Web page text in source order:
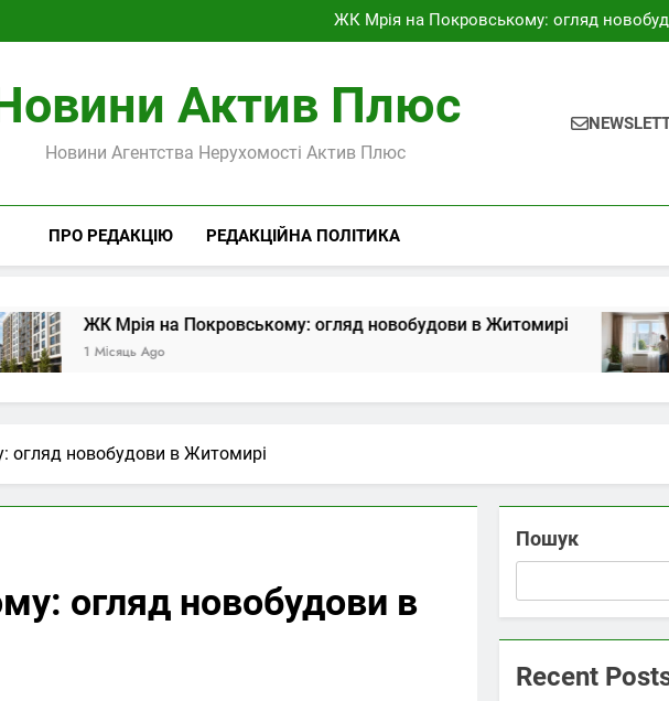
ЖК Мрія на Покровському: огляд
Літній перегляд квартири: як підготувати
ЖК Мрія на Покровському: огляд
Літній перегляд квартири: як підготувати
Актив Плюс
Новини Агентства Нерухомості Актив Плюс
ПРО РЕДАКЦІЮ РЕДАКЦІЙНА ПОЛІТИКА
ЖК Мрія на Покровському: огляд новобудови в Житомирі
1 Місяць Ago 1
новобудови в Житомирі
огляд новобудови в
Пошук
Recent